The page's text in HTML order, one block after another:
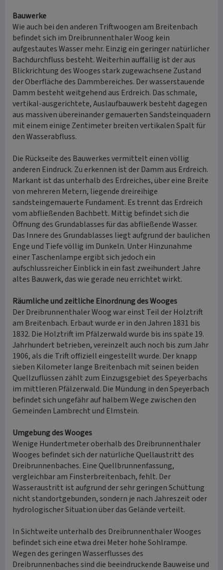
Bauwerke
Wie auch bei den anderen Triftwoogen am Breitenbach
befindet sich im Dreibrunnenthaler Woog kein
aufgestautes Wasser mehr. Einzig ein geringer natürlicher
Bachdurchfluss besteht. Weiterhin auffällig ist der aus
Blickrichtung des Wooges stark zugewachsene Zustand
der Oberfläche des Dammbereiches. Der wasserstauende
Damm besteht weitgehend aus Erdreich. Das schmale,
vertikal-ausgerichtete, Auslaufbauwerk besteht dagegen
aus massiven übereinander gemauerten Sandsteinquadern
mit einem einige Zentimeter breiten vertikalen Spalt für
den Wasserabfluss.
Die Rückseite des Bauwerkes vermittelt einen völlig
anderen Eindruck. Zu erkennen ist der Damm aus Erdreich.
Markant ist das unterhalb des Erdreiches, über eine Breite
von mehreren Metern, liegende dreireihige
sandsteingemauerte Fundament. Es trennt das Erdreich
vom abfließenden Bachbett. Mittig befindet sich die
Öffnung des Grundablasses für das abfließende Wasser.
Das Innere des Grundablasses liegt aufgrund der baulichen
Enge und Tiefe völlig im Dunkeln. Unter Hinzunahme
einer Taschenlampe ergibt sich jedoch ein
aufschlussreicher Einblick in ein fast zweihundert Jahre
altes Bauwerk, das wie gerade neu errichtet wirkt.
Räumliche und zeitliche Einordnung des Wooges
Der Dreibrunnenthaler Woog war einst Teil der Holztrift
am Breitenbach. Erbaut wurde er in den Jahren 1831 bis
1832. Die Holztrift im Pfälzerwald wurde bis ins späte 19.
Jahrhundert betrieben, vereinzelt auch noch bis zum Jahr
1906, als die Trift offiziell eingestellt wurde. Der knapp
sieben Kilometer lange Breitenbach mit seinen beiden
Quellzuflüssen zählt zum Einzugsgebiet des Speyerbachs
im mittleren Pfälzerwald. Die Mündung in den Speyerbach
befindet sich ungefähr auf halbem Wege zwischen den
Gemeinden Lambrecht und Elmstein.
Umgebung des Wooges
Wenige Hundertmeter oberhalb des Dreibrunnenthaler
Wooges befindet sich der natürliche Quellaustritt des
Dreibrunnenbaches. Eine Quellbrunnenfassung,
vergleichbar am Finsterbreitenbach, fehlt. Der
Wasseraustritt ist aufgrund der sehr geringen Schüttung
nicht standortgebunden, sondern je nach Jahreszeit oder
hydrologischer Situation über das Gelände verteilt.
In Sichtweite unterhalb des Dreibrunnenthaler Wooges
befindet sich eine etwa drei Meter hohe Sohlrampe.
Wegen des geringen Wasserflusses des
Dreibrunnenbaches sind die beeindruckende Bauweise und